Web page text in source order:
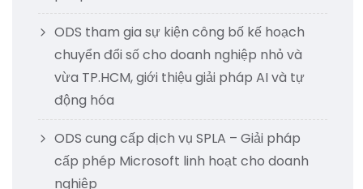
ODS tham gia sự kiện công bố kế hoạch
chuyển đổi số cho doanh nghiệp nhỏ và
vừa TP.HCM, giới thiệu giải pháp AI và tự
động hóa
ODS cung cấp dịch vụ SPLA – Giải pháp
cấp phép Microsoft linh hoạt cho doanh
nghiệp